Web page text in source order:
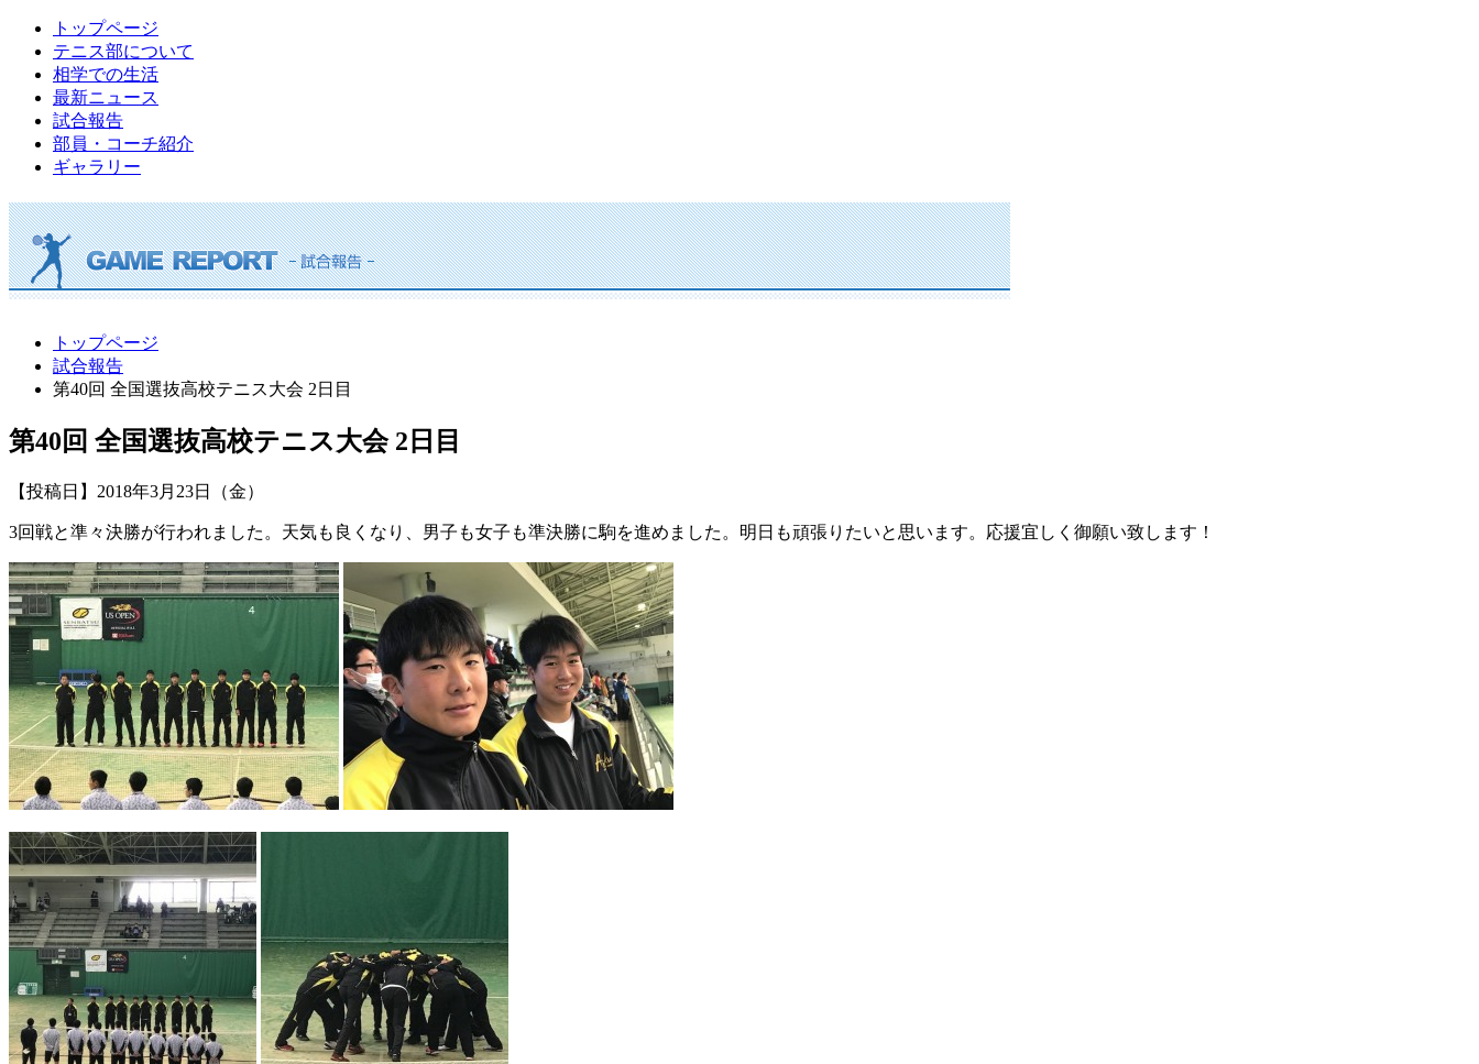
トップページ
テニス部について
相学での生活
最新ニュース
試合報告
部員・コーチ紹介
ギャラリー
トップページ
試合報告
第40回 全国選抜高校テニス大会 2日目
第40回 全国選抜高校テニス大会 2日目
【投稿日】2018年3月23日（金）
3回戦と準々決勝が行われました。天気も良くなり、男子も女子も準決勝に駒を進めました。明日も頑張りたいと思います。応援宜しく御願い致します！